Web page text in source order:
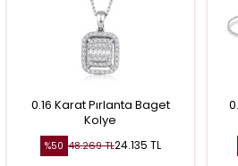
0.16 Karat Pırlanta Baget
Kolye
%50 48.269TL24.135 TL